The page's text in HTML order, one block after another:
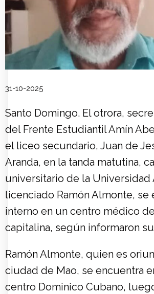
31-10-2025
Santo Domingo. El otrora,
del Frente Estudiantil Amín
el liceo secundario, Juan de
Aranda, en la tanda matutina,
universitario de la Universidad
licenciado Ramón Almonte, se
interno en un centro médico
capitalina, según informaron
Ramón Almonte, quien es
ciudad de Mao, se encuentra
centro Dominico Cubano,